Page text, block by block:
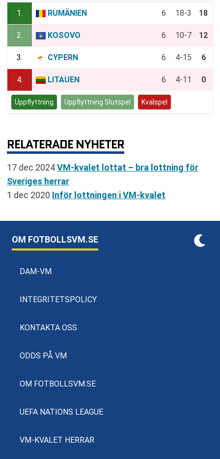
1. RUMÄNIEN 6 18-3 18
2. KOSOVO 6 10-7 12
3. CYPERN 6 4-15 6
4. LITAUEN 6 4-11 0
Uppflyttning Uppflyttning Slutspel Kvalspel
RELATERADE NYHETER
17 dec 2024VM-kvalet lottat – bra lottning för
Sveriges herrar
1 dec 2020 Inför lottningen i VM-kvalet
OM FOTBOLLSVM.SE
DAM-VM
INTEGRITETSPOLICY
KONTAKTA OSS
ODDS PÅ VM
OM FOTBOLLSVM.SE
UEFA NATIONS LEAGUE
VM-KVALET HERRAR